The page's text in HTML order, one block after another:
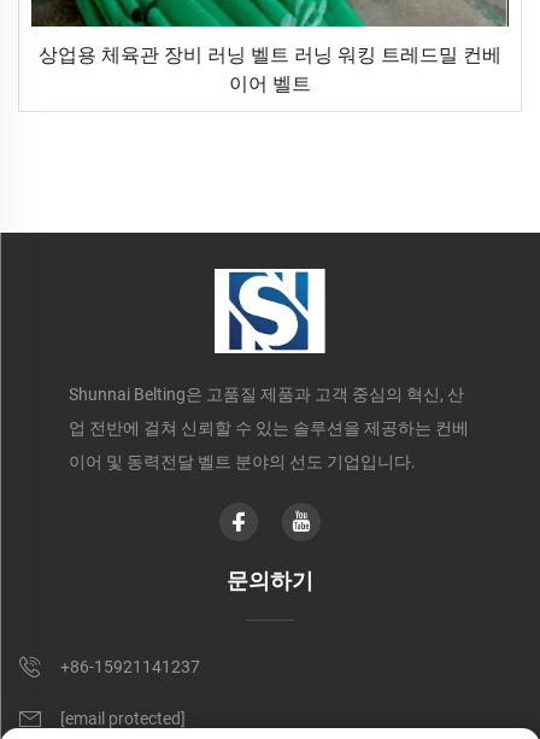
상업용 체육관 장비 러닝 벨트 러닝 워킹 트레드밀 컨베
이어 벨트
Shunnai Belting은 고품질 제품과 고객 중심의 혁신, 산
업 전반에 걸쳐 신뢰할 수 있는 솔루션을 제공하는 컨베
이어 및 동력전달 벨트 분야의 선도 기업입니다.
문의하기
+86-15921141237
[email protected]